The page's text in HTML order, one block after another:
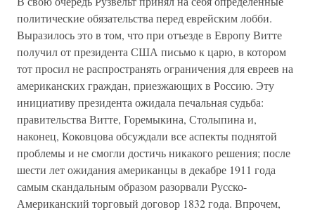
политические обязательства перед еврейским лобби.
Выразилось это в том, что при отъезде в Европу Витте
получил от президента США письмо к царю, в котором
тот просил не распространять ограничения для евреев на
американских граждан, приезжающих в Россию. Эту
инициативу президента ожидала печальная судьба:
правительства Витте, Горемыкина, Столыпина и,
наконец, Коковцова обсуждали все аспекты поднятой
проблемы и не смогли достичь никакого решения; после
шести лет ожидания американцы в декабре 1911 года
самым скандальным образом разорвали Русско-
Американский торговый договор 1832 года. Впрочем,